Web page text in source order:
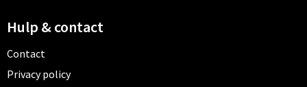
Hulp & contact
Contact
Privacy policy